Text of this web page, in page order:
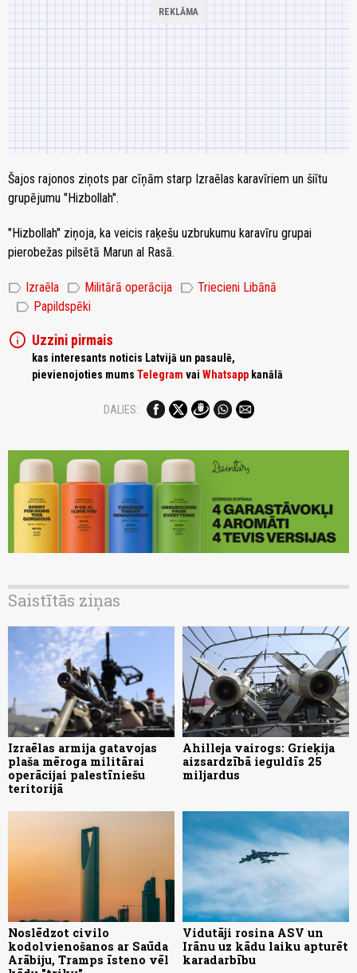
Šajos rajonos ziņots par cīņām starp Izraēlas karavīriem un šiītu
grupējumu "Hizbollah".
"Hizbollah" ziņoja, ka veicis raķešu uzbrukumu karavīru grupai
pierobežas pilsētā Marun al Rasā.
label Izraēla label Militārā operācija label Triecieni Libānā
label Papildspēki
info Uzzini pirmais
kas interesants noticis Latvijā un pasaulē,
pievienojoties mums Telegram vai Whatsapp kanālā
DALIES:
Saistītās ziņas
Izraēlas armija gatavojas
plaša mēroga militārai
operācijai palestīniešu
teritorijā
Ahilleja vairogs: Grieķija
aizsardzībā ieguldīs 25
miljardus
Noslēdzot civilo
kodolvienošanos ar Saūda
Arābiju, Tramps īsteno vēl
Vidutāji rosina ASV un
Irānu uz kādu laiku apturēt
karadarbību